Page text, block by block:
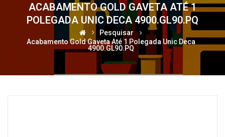
ACABAMENTO GOLD GAVETA ATÉ 1
POLEGADA UNIC DECA 4900.GL90.PQ
Pesquisar
Acabamento Gold Gaveta Até 1 Polegada Unic Deca
4900.GL90.PQ